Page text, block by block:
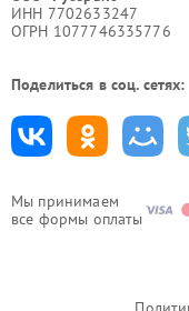
Мы принимаем
все формы оплаты
ИНН 7702633247
ОГРН 1077746335776
Поделиться в соц. сетях: